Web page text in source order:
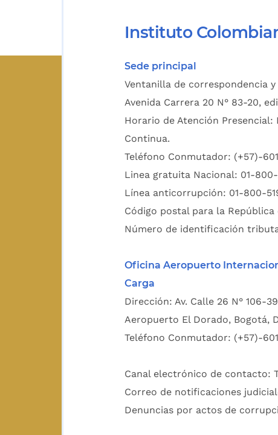
Instituto
Sede principal
Ventanilla de correspondencia
Avenida Carrera 20 N° 83-20,
Horario de Atención Presencial:
Continua.
Teléfono Conmutador: (+57)-
Linea gratuita Nacional: 01-800-
Línea anticorrupción: 01-800-
Código postal para la República
Número de identificación
Oficina Aeropuerto
Carga
Dirección: Av. Calle 26 N° 106-
Aeropuerto El Dorado, Bogotá,
Teléfono Conmutador: (+57)-
Canal electrónico de contacto:
Correo de notificaciones
Denuncias por actos de